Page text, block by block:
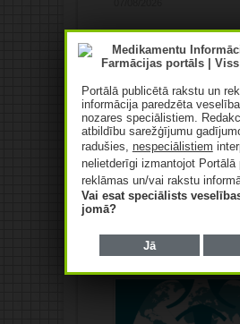
“Saules aptiekas”
apgrozījums pērn
par 10,4%
07/08/2026
Portālā publicētā rakstu un
informācija paredzēta
nozares speciālistiem.
atbildību sarežģījumu
radušies, nespeciālistiem
nelietderīgi izmantojot Portālā
reklāmas un/vai rakstu
Vai esat speciālists
jomā?
Jā